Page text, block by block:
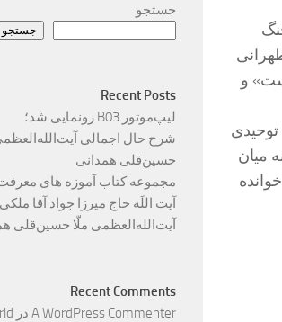
و
میان
جستجو
جستجو
Recent Posts
لیپ‌موتور B03 رونمایی شد؛
شرح حال اجمالی
حسین‌قلی همدانی
مجموعه کتاب آموزه های
آیت اللَه حاج میرزا جواد آقا
آیت‌الله‌العظمی ملّا حسین‌قلی
Recent Comments
A WordPress Commenter در